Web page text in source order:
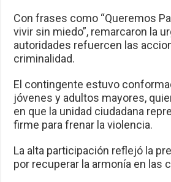
Con frases como “Queremos
vivir sin miedo”, remarcaron la
autoridades refuercen las
criminalidad.
El contingente estuvo
jóvenes y adultos mayores,
en que la unidad ciudadana
firme para frenar la violencia.
La alta participación reflejó la
por recuperar la armonía en las